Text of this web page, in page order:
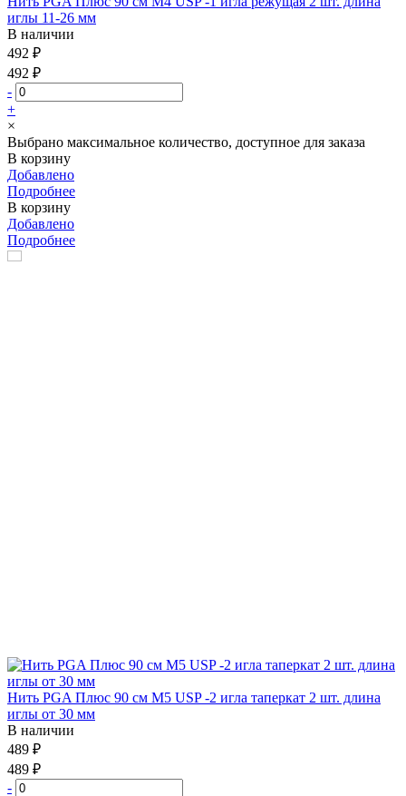
иглы 11-26 мм
В наличии
492 ₽
492 ₽
-
+
×
Выбрано максимальное количество, доступное для заказа
В корзину
Добавлено
Подробнее
В корзину
Добавлено
Подробнее
Нить PGA Плюс 90 см М5 USP -2 игла таперкат 2 шт. длина
иглы от 30 мм
В наличии
489 ₽
489 ₽
-